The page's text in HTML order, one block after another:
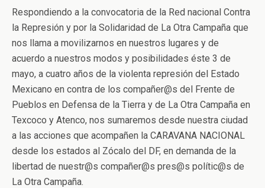
Respondiendo a la convocatoria de la Red nacional Contra
la Represión y por la Solidaridad de La Otra Campaña que
nos llama a movilizarnos en nuestros lugares y de
acuerdo a nuestros modos y posibilidades éste 3 de
mayo, a cuatro años de la violenta represión del Estado
Mexicano en contra de los compañer@s del Frente de
Pueblos en Defensa de la Tierra y de La Otra Campaña en
Texcoco y Atenco, nos sumaremos desde nuestra ciudad
a las acciones que acompañen la CARAVANA NACIONAL
desde los estados al Zócalo del DF, en demanda de la
libertad de nuestr@s compañer@s pres@s polític@s de
La Otra Campaña.